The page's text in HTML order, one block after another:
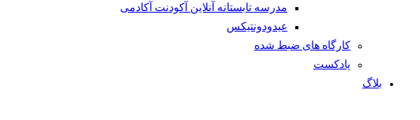
مدرسه تابستانه آنلاین آکودنت آکادمی
عیدودونتیکس
کارگاه های ضبط شده
پادکست
بلاگ